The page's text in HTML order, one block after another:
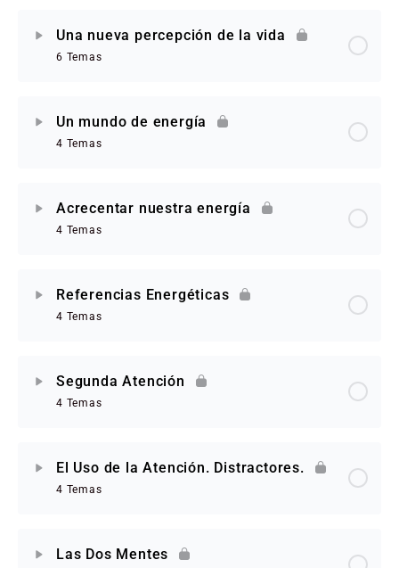
Una nueva percepción de la vida
6 Temas
Un mundo de energía
4 Temas
Acrecentar nuestra energía
4 Temas
Referencias Energéticas
4 Temas
Segunda Atención
4 Temas
El Uso de la Atención. Distractores.
4 Temas
Las Dos Mentes